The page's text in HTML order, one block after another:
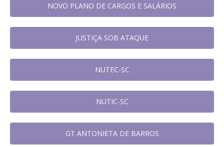
NOVO PLANO DE CARGOS E SALÁRIOS
JUSTIÇA SOB ATAQUE
NUTEC-SC
NUTIC-SC
GT ANTONIETA DE BARROS